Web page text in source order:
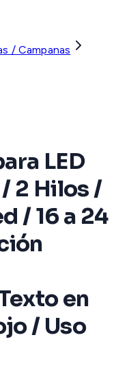
/ Campanas
LED
2 Hilos /
/ 16 a 24
en
/ Uso